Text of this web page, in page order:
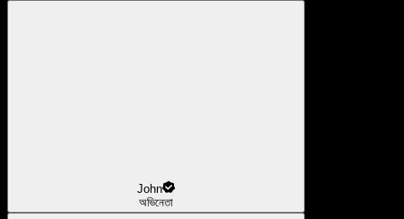
John
অভিনেতা